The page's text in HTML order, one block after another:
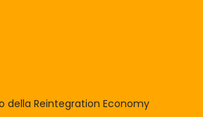
della Reintegration Economy